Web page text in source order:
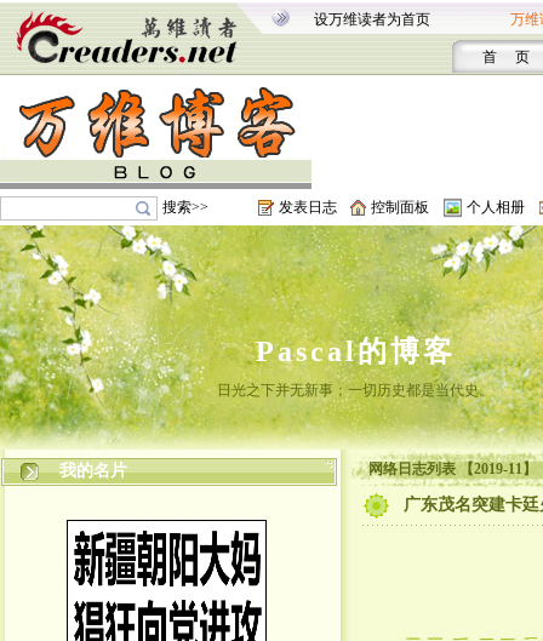
设万维读者为首页 万维
首 页
搜索>> 发表日志 控制面板 个人相册
Pascal的博客
日光之下并无新事；一切历史都是当代史。
我的名片 网络日志列表 【2019-11】
广东茂名突建卡